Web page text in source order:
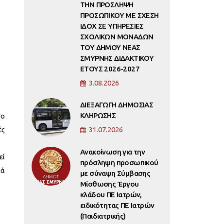
ΤΗΝ ΠΡΟΣΛΗΨΗ
ΠΡΟΣΩΠΙΚΟΥ ΜΕ ΣΧΕΣΗ
ΙΔΟΧ ΣΕ ΥΠΗΡΕΣΙΕΣ
ΣΧΟΛΙΚΩΝ ΜΟΝΑΔΩΝ
ΤΟΥ ΔΗΜΟΥ ΝΕΑΣ
ΣΜΥΡΝΗΣ ΔΙΔΑΚΤΙΚΟΥ
ΕΤΟΥΣ 2026-2027
3.08.2026
ΔΙΕΞΑΓΩΓΗ ΔΗΜΟΣΙΑΣ
ΚΛΗΡΩΣΗΣ
31.07.2026
Ανακοίνωση για την
πρόσληψη προσωπικού
με σύναψη Σύμβασης
Μίσθωσης Έργου
κλάδου ΠΕ Ιατρών,
ειδικότητας ΠΕ Ιατρών
(Παιδιατρικής)